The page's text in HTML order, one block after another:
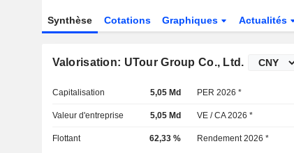
Synthèse Cotations Graphiques Actualités
Valorisation: UTour Group Co., Ltd.
Capitalisation 5,05 Md PER 2026 *
Valeur d'entreprise 5,05 Md VE / CA 2026 *
Flottant 62,33 % Rendement 2026 *